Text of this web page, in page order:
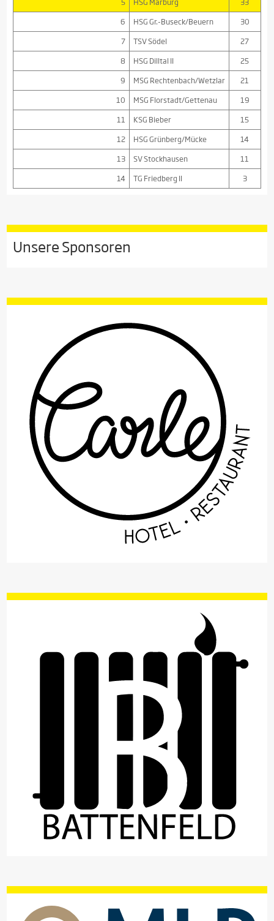
6
HSG Gr.-Buseck/Beuern
30
7
TSV Södel
27
8
HSG Dilltal II
25
9
MSG Rechtenbach/Wetzlar
21
10
MSG Florstadt/Gettenau
19
11
KSG Bieber
15
12
HSG Grünberg/Mücke
14
13
SV Stockhausen
11
14
TG Friedberg II 3
Unsere Sponsoren